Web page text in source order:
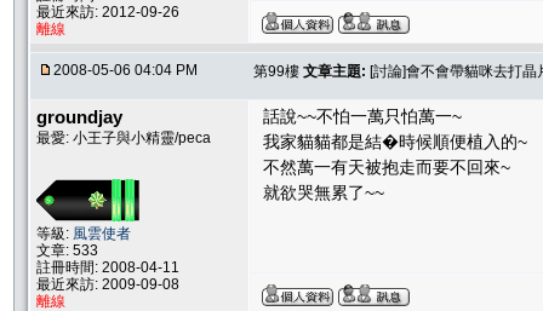
最近來訪: 2012-09-26
離線
2008-05-06 04:04 PM 第99樓 文章主題: [討論]會不會帶貓咪去打晶
groundjay
最愛: 小王子與小精靈/peca
等級: 風雲使者
文章: 533
註冊時間: 2008-04-11
最近來訪: 2009-09-08
離線
話說~~不怕一萬只怕萬一~
我家貓貓都是結�時候順便植入的~
不然萬一有天被抱走而要不回來~
就欲哭無累了~~